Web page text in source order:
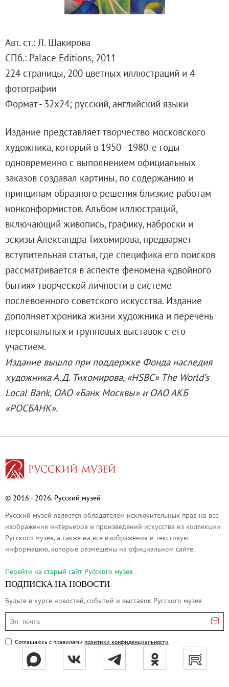
Русское искусство второй половины
Будущие выставки
Выездные выставки
Садко
Архив выставок
Степан Эрьзя – скульптор мира. К
Эпоха Императора Александра III и её
Архип Куинджи. Иллюзия света
Русская традиция
Наш авангард
Фёдор Васильев. К 175-летию со дня
Посетителям
Справочная информация
Адреса и часы работы
О билетах, льготах и услугах
Правила покупки и возврата билетов
Правила посещения музея
Высказать мнение / Сообщить о проблеме
Экскурсии
Лекции и абонементы
Лекции
Абонементы
Доступный музей
Для СМИ
О музее
Дирекция
Дворцы и сады
Михайловский дворец
Корпус Бенуа
Мраморный дворец
Строгановский дворец
Домик Петра I
Летний сад
Михайловский сад
Западный павильон Михайловского
Авт. ст.: Л. Шакирова
CПб.: Palace Editions, 2011
224 страницы, 200 цветных иллюстраций и 4
фотографии
Формат - 32х24; русский, английский языки
Издание представляет творчество московского
художника, который в 1950–1980-е годы
одновременно с выполнением официальных
заказов создавал картины, по содержанию и
принципам образного решения близкие работам
нонконформистов. Альбом иллюстраций,
включающий живопись, графику, наброски и
эскизы Александра Тихомирова, предваряет
вступительная статья, где специфика его поисков
рассматривается в аспекте феномена «двойного
бытия» творческой личности в системе
послевоенного советского искусства. Издание
дополняет хроника жизни художника и перечень
персональных и групповых выставок с его
участием.
Издание вышло при поддержке Фонда наследия
художника А.Д. Тихомирова, «HSBC» The World’s
Local Bank, ОАО «Банк Москвы» и ОАО АКБ
«РОСБАНК».
© 2016 - 2026. Русский музей
Русский музей является обладателем исключительных прав на все
изображения интерьеров и произведений искусства из коллекции
Русского музея, а также на все изображения и текстовую
информацию, которые размещены на официальном сайте.
Перейти на cтарый сайт Русского музея
ПОДПИСКА НА НОВОСТИ
Будьте в курсе новостей, событий и выставок Русского музея
Эл. почта
Соглашаюсь с правилами политики конфиденциальности